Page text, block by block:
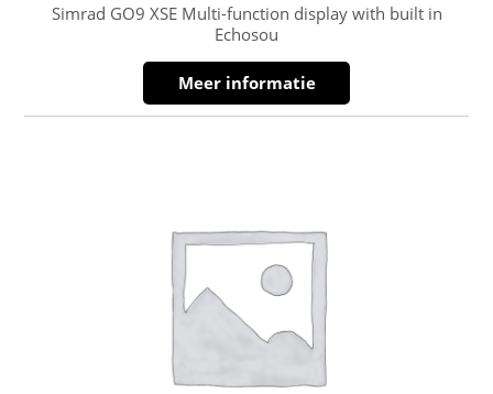
Simrad GO9 XSE Multi-function display with built in
Echosou
Meer informatie